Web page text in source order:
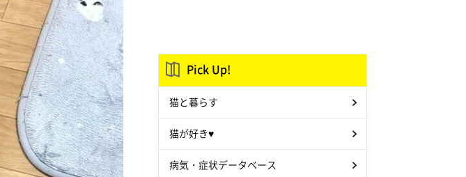
Pick Up!
猫と暮らす
猫が好き♥
病気・症状データベース